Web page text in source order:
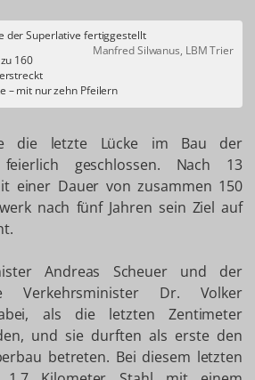
Manfred Silwanus, LBM Trier
160
– mit nur zehn Pfeilern
die letzte Lücke im Bau der
feierlich geschlossen. Nach 13
einer Dauer von zusammen 150
nach fünf Jahren sein Ziel auf
Andreas Scheuer und der
Verkehrsminister Dr. Volker
als die letzten Zentimeter
und sie durften als erste den
betreten. Bei diesem letzten